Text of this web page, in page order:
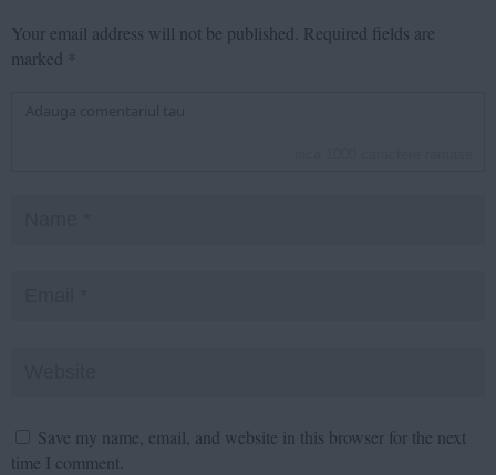
Your email address will not be published. Required fields are
marked *
Save my name, email, and website in this browser for the next
time I comment.